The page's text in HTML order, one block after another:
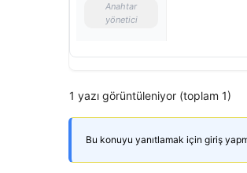
Anahtar
yönetici
1 yazı görüntüleniyor (toplam 1)
Bu konuyu yanıtlamak için giriş